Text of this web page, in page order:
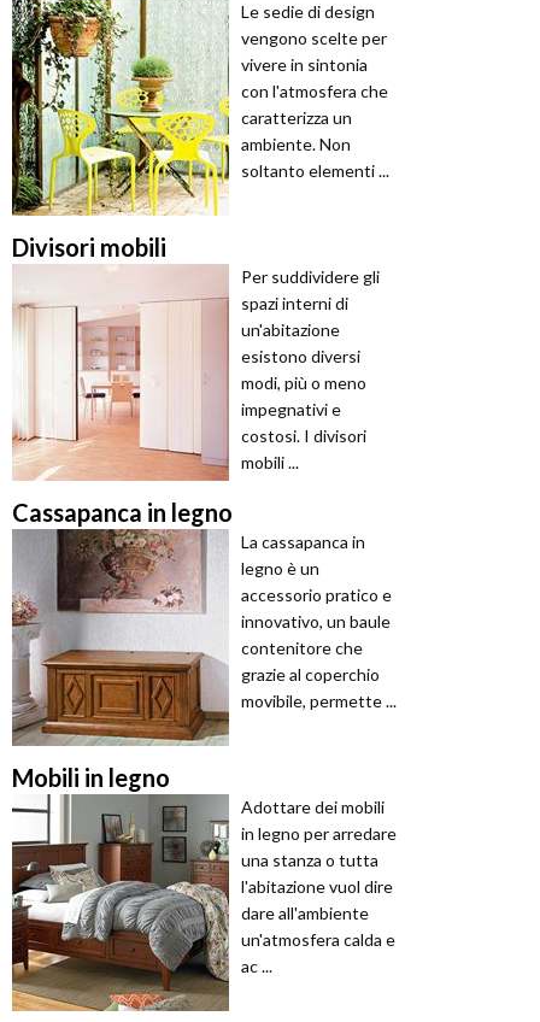
Le sedie di design
vengono scelte per
vivere in sintonia
con l'atmosfera che
caratterizza un
ambiente. Non
soltanto elementi ...
Divisori mobili
Per suddividere gli
spazi interni di
un'abitazione
esistono diversi
modi, più o meno
impegnativi e
costosi. I divisori
mobili ...
Cassapanca in legno
La cassapanca in
legno è un
accessorio pratico e
innovativo, un baule
contenitore che
grazie al coperchio
movibile, permette ...
Mobili in legno
Adottare dei mobili
in legno per arredare
una stanza o tutta
l'abitazione vuol dire
dare all'ambiente
un'atmosfera calda e
ac ...